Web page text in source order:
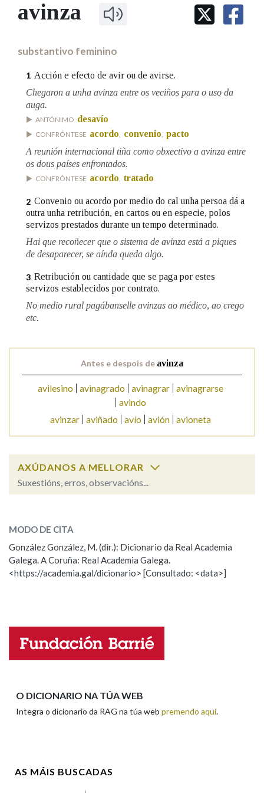
IDENTIDADE CORPORATIVA
MARCIAL DEL ADALID
FIGURAS HOMENAXEADAS
PRIMAVERA DAS LETRAS
PORTAL DAS PALABRAS
Facebook
TwitterYoutubeInstagramBluesky
BUSCAR NOS LEMAS
Contén
BUSCAR NO CONTIDO
Nas definicións
Nos exemplos
OUTRAS OPCIÓNS DE BUSCA
Marcas gramaticais
Pertence a
LIMPAR
avinza
substantivo feminino
1 Acción e efecto de avir ou de avirse.
Chegaron a unha avinza entre os veciños para o uso da
auga.
ANTÓNIMO desavío
CONFRÓNTESE acordo convenio pacto
A reunión internacional tiña como obxectivo a avinza entre
os dous países enfrontados.
CONFRÓNTESE acordo tratado
2 Convenio ou acordo por medio do cal unha persoa dá a
outra unha retribución, en cartos ou en especie, polos
servizos prestados durante un tempo determinado.
Hai que recoñecer que o sistema de avinza está a piques
de desaparecer, se aínda queda algo.
3 Retribución ou cantidade que se paga por estes
servizos establecidos por contrato.
No medio rural pagábanselle avinzas ao médico, ao crego
etc.
Antes e despois de avinza
avilesino avinagrado avinagrar avinagrarse
avindo
avinzar aviñado avío avión avioneta
AXÚDANOS A MELLORAR
Suxestións, erros, observacións...
ESCOLLE UNHA OPCIÓN:
Observación Hai un erro na palabra
Propoño mellorar a definición
Nome
MODO DE CITA
González González, M. (dir.): Dicionario da Real Academia
Galega. A Coruña: Real Academia Galega.
<https://academia.gal/dicionario> [Consultado: <data>]
O DICIONARIO NA TÚA WEB
Integra o dicionario da RAG na túa web premendo aquí.
AS MÁIS BUSCADAS